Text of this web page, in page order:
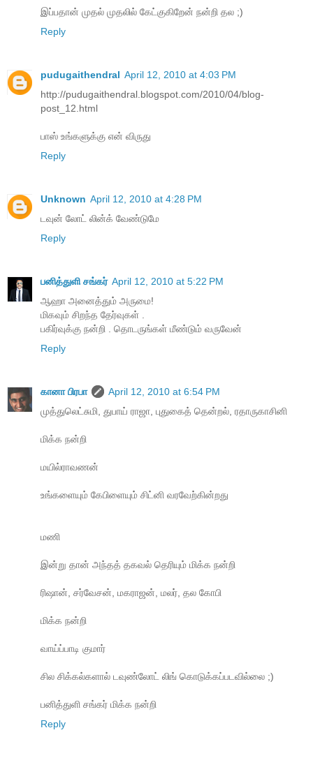
இப்பதான் முதல் முதலில் கேட்குகிறேன் நன்றி தல ;)
Reply
pudugaithendral April 12, 2010 at 4:03 PM
http://pudugaithendral.blogspot.com/2010/04/blog-
post_12.html
பாஸ் உங்களுக்கு என் விருது
Reply
Unknown April 12, 2010 at 4:28 PM
டவுன் லோட் லின்க் வேண்டுமே
Reply
பனித்துளி சங்கர் April 12, 2010 at 5:22 PM
ஆஹா அனைத்தும் அருமை!
மிகவும் சிறந்த தேர்வுகள் .
பகிர்வுக்கு நன்றி . தொடருங்கள் மீண்டும் வருவேன்
Reply
கானா பிரபா
April 12, 2010 at 6:54 PM
முத்துலெட்சுமி, துபாய் ராஜா, புதுகைத் தென்றல், ரதாருகாசினி
மிக்க நன்றி
மயில்ராவணன்
உங்களையும் கேபிளையும் சிட்னி வரவேற்கின்றது
மணி
இன்று தான் அந்தத் தகவல் தெரியும் மிக்க நன்றி
ரிஷான், சர்வேசன், மகராஜன், மலர், தல கோபி
மிக்க நன்றி
வாய்ப்பாடி குமார்
சில சிக்கல்களால் டவுண்லோட் லிங் கொடுக்கப்படவில்லை ;)
பனித்துளி சங்கர் மிக்க நன்றி
Reply